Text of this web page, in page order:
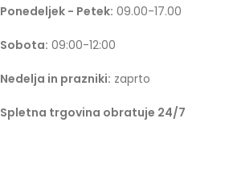
Ponedeljek - Petek: 09.00-17.00
Sobota: 09:00-12:00
Nedelja in prazniki: zaprto
Spletna trgovina obratuje 24/7